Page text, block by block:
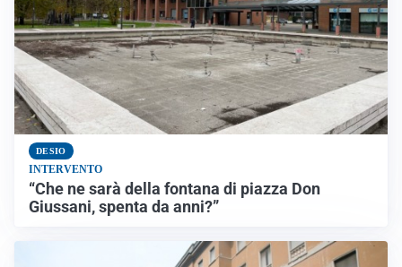
DESIO
INTERVENTO
“Che ne sarà della fontana di piazza Don
Giussani, spenta da anni?”